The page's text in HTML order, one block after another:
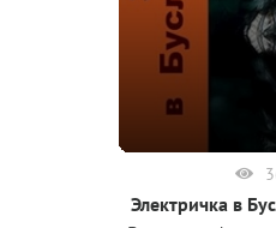
Электричка в